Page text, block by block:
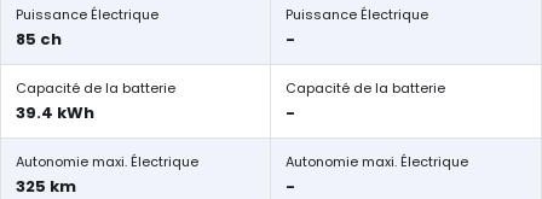
Puissance Électrique
85 ch
Puissance Électrique
-
Capacité de la batterie
39.4 kWh
Capacité de la batterie
-
Autonomie maxi. Électrique
325 km
Autonomie maxi. Électrique
-